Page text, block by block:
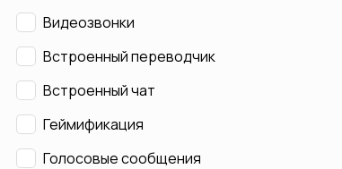
Видеозвонки
Встроенный переводчик
Встроенный чат
Геймификация
Голосовые сообщения